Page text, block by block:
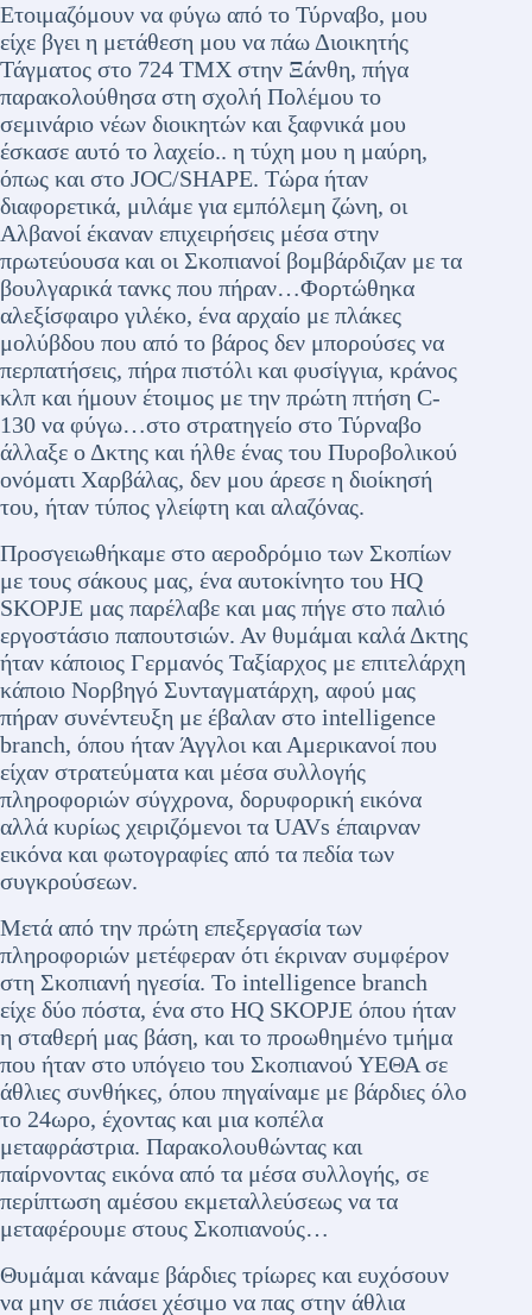
Ετοιμαζόμουν να φύγω από το Τύρναβο, μου
είχε βγει η μετάθεση μου να πάω Διοικητής
Τάγματος στο 724 ΤΜΧ στην Ξάνθη, πήγα
παρακολούθησα στη σχολή Πολέμου το
σεμινάριο νέων διοικητών και ξαφνικά μου
έσκασε αυτό το λαχείο.. η τύχη μου η μαύρη,
όπως και στο JOC/SHAPE. Τώρα ήταν
διαφορετικά, μιλάμε για εμπόλεμη ζώνη, οι
Αλβανοί έκαναν επιχειρήσεις μέσα στην
πρωτεύουσα και οι Σκοπιανοί βομβάρδιζαν με τα
βουλγαρικά τανκς που πήραν…Φορτώθηκα
αλεξίσφαιρο γιλέκο, ένα αρχαίο με πλάκες
μολύβδου που από το βάρος δεν μπορούσες να
περπατήσεις, πήρα πιστόλι και φυσίγγια, κράνος
κλπ και ήμουν έτοιμος με την πρώτη πτήση C-
130 να φύγω…στο στρατηγείο στο Τύρναβο
άλλαξε ο Δκτης και ήλθε ένας του Πυροβολικού
ονόματι Χαρβάλας, δεν μου άρεσε η διοίκησή
του, ήταν τύπος γλείφτη και αλαζόνας.
Προσγειωθήκαμε στο αεροδρόμιο των Σκοπίων
με τους σάκους μας, ένα αυτοκίνητο του HQ
SKOPJE μας παρέλαβε και μας πήγε στο παλιό
εργοστάσιο παπουτσιών. Αν θυμάμαι καλά Δκτης
ήταν κάποιος Γερμανός Ταξίαρχος με επιτελάρχη
κάποιο Νορβηγό Συνταγματάρχη, αφού μας
πήραν συνέντευξη με έβαλαν στο intelligence
branch, όπου ήταν Άγγλοι και Αμερικανοί που
είχαν στρατεύματα και μέσα συλλογής
πληροφοριών σύγχρονα, δορυφορική εικόνα
αλλά κυρίως χειριζόμενοι τα UAVs έπαιρναν
εικόνα και φωτογραφίες από τα πεδία των
συγκρούσεων.
Μετά από την πρώτη επεξεργασία των
πληροφοριών μετέφεραν ότι έκριναν συμφέρον
στη Σκοπιανή ηγεσία. Το intelligence branch
είχε δύο πόστα, ένα στο HQ SKOPJE όπου ήταν
η σταθερή μας βάση, και το προωθημένο τμήμα
που ήταν στο υπόγειο του Σκοπιανού ΥΕΘΑ σε
άθλιες συνθήκες, όπου πηγαίναμε με βάρδιες όλο
το 24ωρο, έχοντας και μια κοπέλα
μεταφράστρια. Παρακολουθώντας και
παίρνοντας εικόνα από τα μέσα συλλογής, σε
περίπτωση αμέσου εκμεταλλεύσεως να τα
μεταφέρουμε στους Σκοπιανούς…
Θυμάμαι κάναμε βάρδιες τρίωρες και ευχόσουν
να μην σε πιάσει χέσιμο να πας στην άθλια